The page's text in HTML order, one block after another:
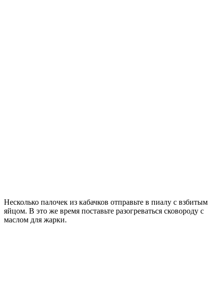
Несколько палочек из кабачков отправьте в пиалу с взбитым
яйцом. В это же время поставьте разогреваться сковороду с
маслом для жарки.